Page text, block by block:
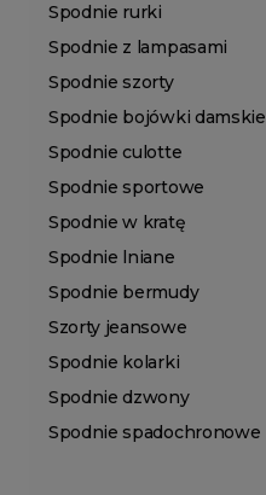
Spodnie rurki
Spodnie z lampasami
Spodnie szorty
Spodnie bojówki damskie
Spodnie culotte
Spodnie sportowe
Spodnie w kratę
Spodnie lniane
Spodnie bermudy
Szorty jeansowe
Spodnie kolarki
Spodnie dzwony
Spodnie spadochronowe